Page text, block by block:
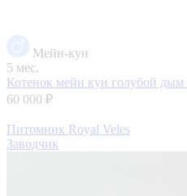
Мейн-кун
5 мес.
Котенок мейн кун голубой дым
60 000 ₽
Питомник Royal Veles
Заводчик